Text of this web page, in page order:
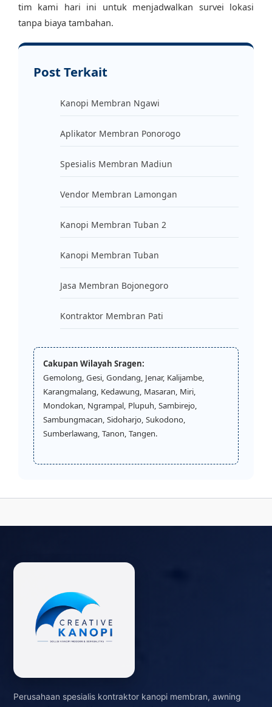
tim kami hari ini untuk menjadwalkan survei lokasi
tanpa biaya tambahan.
Post Terkait
Kanopi Membran Ngawi
Aplikator Membran Ponorogo
Spesialis Membran Madiun
Vendor Membran Lamongan
Kanopi Membran Tuban 2
Kanopi Membran Tuban
Jasa Membran Bojonegoro
Kontraktor Membran Pati
Cakupan Wilayah Sragen:
Gemolong, Gesi, Gondang, Jenar, Kalijambe,
Karangmalang, Kedawung, Masaran, Miri,
Mondokan, Ngrampal, Plupuh, Sambirejo,
Sambungmacan, Sidoharjo, Sukodono,
Sumberlawang, Tanon, Tangen.
Perusahaan spesialis kontraktor kanopi membran, awning